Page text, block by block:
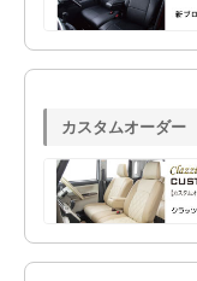
カスタムオーダー